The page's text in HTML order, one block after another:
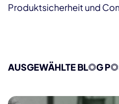
Produktsicherheit und
AUSGEWÄHLTE BLOG PO